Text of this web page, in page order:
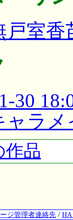
戸室
30
ャラ
作品
ジ管理者連絡先/ HA